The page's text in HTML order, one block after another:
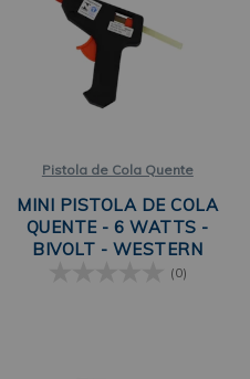
Pistola de Cola Quente
MINI PISTOLA DE COLA
QUENTE - 6 WATTS -
BIVOLT - WESTERN
(0)